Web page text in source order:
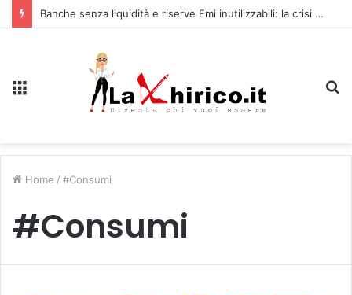
Banche senza liquidità e riserve Fmi inutilizzabili: la crisi dell’economia russa
Home / #Consumi
#Consumi